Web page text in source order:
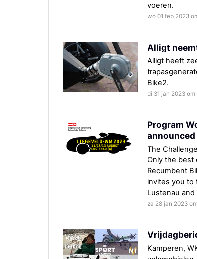
voeren.
wo 01 feb 2023
Alligt
Alligt heeft
Bike2.
di 31 jan 2023 om
Program
announced
The
Only the best
Recumbent
invites you to
Lustenau and
za 28 jan 2023
Kamperen,